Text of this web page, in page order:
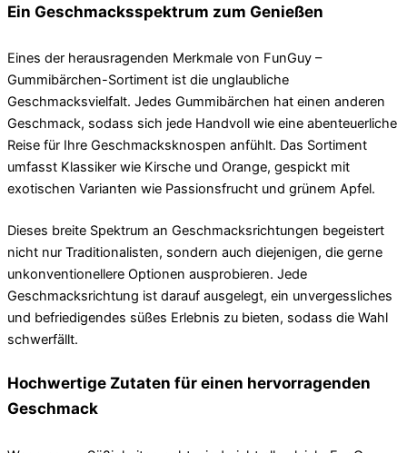
Ein Geschmacksspektrum zum Genießen
Eines der herausragenden Merkmale von FunGuy –
Gummibärchen-Sortiment ist die unglaubliche
Geschmacksvielfalt. Jedes Gummibärchen hat einen anderen
Geschmack, sodass sich jede Handvoll wie eine abenteuerliche
Reise für Ihre Geschmacksknospen anfühlt. Das Sortiment
umfasst Klassiker wie Kirsche und Orange, gespickt mit
exotischen Varianten wie Passionsfrucht und grünem Apfel.
Dieses breite Spektrum an Geschmacksrichtungen begeistert
nicht nur Traditionalisten, sondern auch diejenigen, die gerne
unkonventionellere Optionen ausprobieren. Jede
Geschmacksrichtung ist darauf ausgelegt, ein unvergessliches
und befriedigendes süßes Erlebnis zu bieten, sodass die Wahl
schwerfällt.
Hochwertige Zutaten für einen hervorragenden
Geschmack